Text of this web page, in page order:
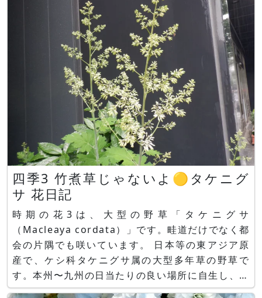
て花（萼片）が大きく、内側が薄緑や薄黄色のもの
四季3 竹煮草じゃないよ🟡タケニグ
サ 花日記
時期の花3は、大型の野草「タケニグサ
（Macleaya cordata）」です。畦道だけでなく都
会の片隅でも咲いています。 日本等の東アジア原
産で、ケシ科タケニグサ属の大型多年草の野草で
す。本州〜九州の日当たりの良い場所に自生し、町
でも畦道でもどこでも生えています。また、森林伐